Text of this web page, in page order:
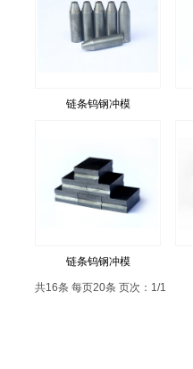
链条钨钢冲模
链条钨钢冲模
共16条 每页20条 页次：1/1